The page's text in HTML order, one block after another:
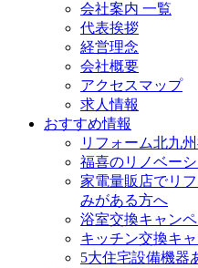
会社案内 一覧
代表挨拶
経営理念
会社概要
アクセスマップ
求人情報
おすすめ情報
リフォーム北九
福喜のリノベー
家電量販店でリ
みがある方へ
浴室交換キャン
キッチン交換キ
5大住宅設備機器